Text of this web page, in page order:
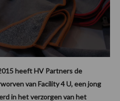
heeft HV Partners de
van Facility 4 U, een jong
in het verzorgen van het